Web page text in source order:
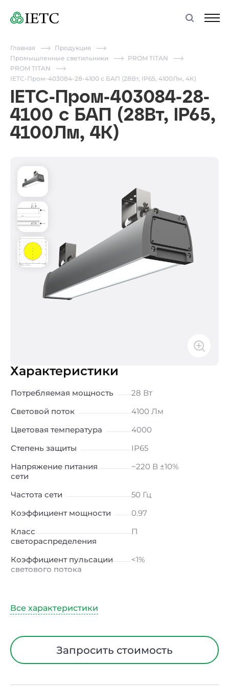
Главная
Продукция
Промышленные светильники
PROM TITAN
PROM TITAN
IETC-Пром-403084-28-4100 с БАП (28Вт, IP65, 4100Лм, 4К)
IETC-Пром-403084-28-
4100 с БАП (28Вт, IP65,
4100Лм, 4К)
Характеристики
Потребляемая мощность
28 Вт
Световой поток
4100 Лм
Цветовая температура
4000
Степень защиты
IP65
Напряжение питания
сети
~220 В ±10%
Частота сети
50 Гц
Коэффициент мощности
0.97
Класс
светораспределения
П
Коэффициент пульсации
светового потока
<1%
Тип кривой силы света
Климатическое
исполнениеЗапросить стоимость